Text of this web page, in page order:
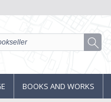
BOOKS AND WORKS